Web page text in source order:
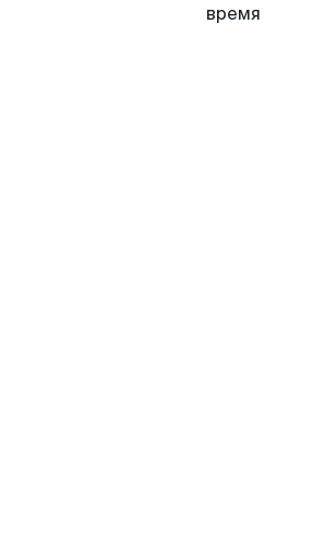
время